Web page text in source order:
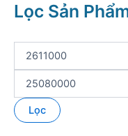
Lọc Sản
ố
i
á
t
Lọc